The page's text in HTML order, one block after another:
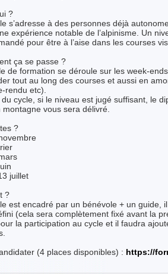
?
s’adresse à des personnes déjà
expérience notable de l’alpinisme. Un
pour être à l’aise dans les courses
ça se passe ?
de formation se déroule sur les week-
tout au long des courses et aussi en
rendu etc).
du cycle, si le niveau est jugé suffisant, le
montagne vous sera délivré.
?
juillet
?
est encadré par un bénévole + un guide,
(cela sera complètement fixé avant la
la participation au cycle et il faudra
(4 places disponibles) : https://